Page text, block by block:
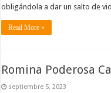
obligándola a dar un salto de
Read More »
Romina Poderosa
septiembre 5, 2023